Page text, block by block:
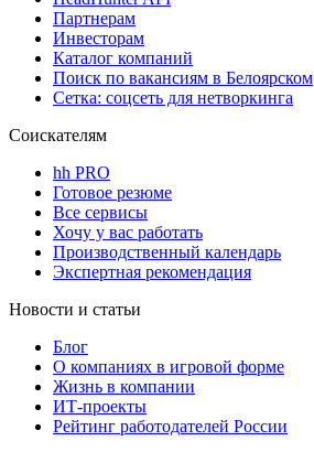
Партнерам
Инвесторам
Каталог компаний
Поиск по вакансиям в Белоярском
Сетка: соцсеть для нетворкинга
Соискателям
hh PRO
Готовое резюме
Все сервисы
Хочу у вас работать
Производственный календарь
Экспертная рекомендация
Новости и статьи
Блог
О компаниях в игровой форме
Жизнь в компании
ИТ-проекты
Рейтинг работодателей России